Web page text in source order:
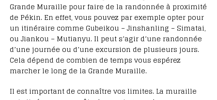
Grande Muraille pour faire de la randonnée à proximité
de Pékin. En effet, vous pouvez par exemple opter pour
un itinéraire comme Gubeikou – Jinshanling – Simatai,
ou Jiankou – Mutianyu. Il peut s’agir d’une randonnée
d’une journée ou d’une excursion de plusieurs jours.
Cela dépend de combien de temps vous espérez
marcher le long de la Grande Muraille.
Il est important de connaître vos limites. La muraille